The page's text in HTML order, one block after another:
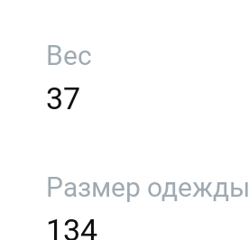
Вес
37
Размер одежды
134